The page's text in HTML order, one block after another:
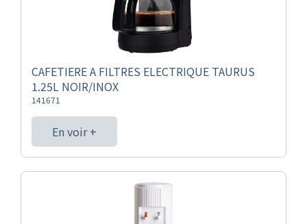
CAFETIERE A FILTRES ELECTRIQUE TAURUS
1.25L NOIR/INOX
141671
En voir +